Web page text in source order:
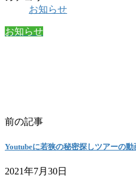
お知らせ
お知らせ
前の記事
Youtubeに若狭の秘密探しツアーの動
2021年7月30日